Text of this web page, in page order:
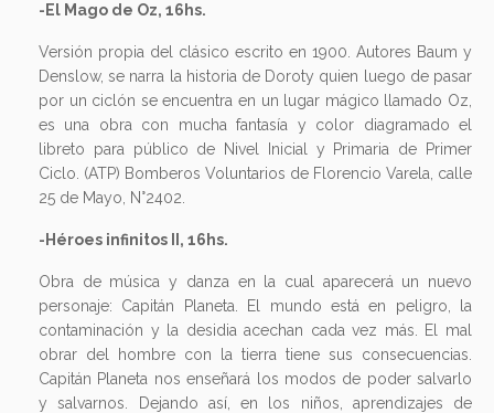
-El Mago de Oz, 16hs.
Versión propia del clásico escrito en 1900. Autores Baum y
Denslow, se narra la historia de Doroty quien luego de pasar
por un ciclón se encuentra en un lugar mágico llamado Oz,
es una obra con mucha fantasía y color diagramado el
libreto para público de Nivel Inicial y Primaria de Primer
Ciclo. (ATP) Bomberos Voluntarios de Florencio Varela, calle
25 de Mayo, N°2402.
-Héroes infinitos II, 16hs.
Obra de música y danza en la cual aparecerá un nuevo
personaje: Capitán Planeta. El mundo está en peligro, la
contaminación y la desidia acechan cada vez más. El mal
obrar del hombre con la tierra tiene sus consecuencias.
Capitán Planeta nos enseñará los modos de poder salvarlo
y salvarnos. Dejando así, en los niños, aprendizajes de